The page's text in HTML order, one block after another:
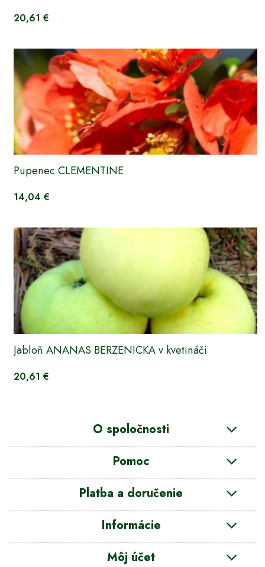
20,61 €
Pupenec CLEMENTINE
14,04 €
Jabloň ANANAS BERZENICKA v kvetináči
20,61 €
O spoločnosti
Pomoc
Platba a doručenie
Informácie
Môj účet